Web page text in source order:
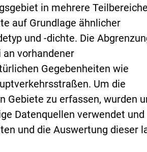
in mehrere Teilbereiche
auf Grundlage ähnlicher
und -dichte. Die
vorhandener
Gegebenheiten wie
Um die
Gebiete zu erfassen, wurden
Datenquellen verwendet und
und die Auswertung dieser